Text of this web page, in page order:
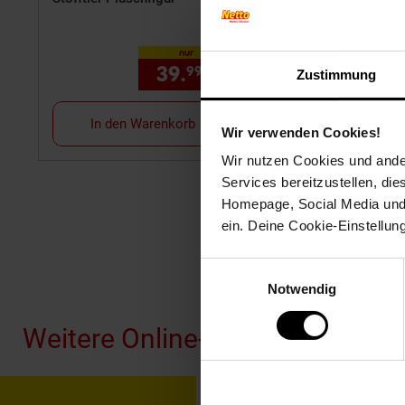
Zustimmung
Wir verwenden Cookies!
Wir nutzen Cookies und
Services bereitzustellen,
Homepage, Social Media
ein. Deine Cookie-
Notwendig
nur
39.99 €
In den Warenkorb In den
Weitere Online-Angebote